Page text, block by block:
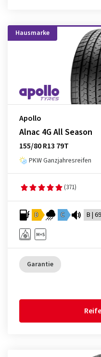
Hausmarke
Apollo
Alnac 4G All Season
155/80 R13 79T
PKW Ganzjahresreifen
(371)
D C B |
Garantie